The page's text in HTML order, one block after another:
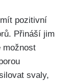
pozitivní
Přináší jim
možnost
svaly,